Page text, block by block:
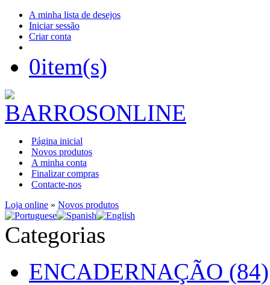
A minha lista de desejos
Iniciar sessão
Criar conta
0item(s)
Página inicial
Novos produtos
A minha conta
Finalizar compras
Contacte-nos
Loja online » Novos produtos
Categorias
ENCADERNAÇÃO (84)